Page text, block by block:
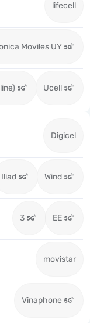
lifecell
Moviles UY
Ucell
Digicel
Iliad Wind
3 EE
movistar
Vinaphone